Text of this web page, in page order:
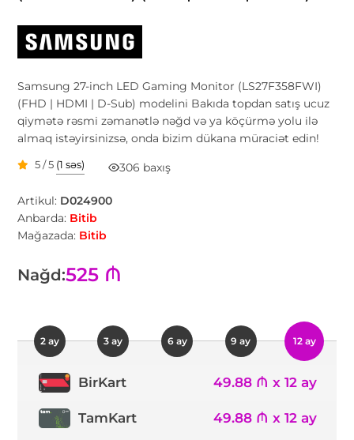
Samsung 27-inch LED Gaming Monitor (LS27F358FWI)
(FHD | HDMI | D-Sub) modelini Bakıda topdan satış ucuz
qiymətə rəsmi zəmanətlə nəğd və ya köçürmə yolu ilə
almaq istəyirsinizsə, onda bizim dükana müraciət edin!
5 / 5 (1 səs) 306 baxış
Artikul: D024900
Anbarda: Bitib
Mağazada: Bitib
Nağd:525 ₼
2 ay 3 ay 6 ay 9 ay 12 ay
BirKart 49.88 ₼ x 12 ay
TamKart 49.88 ₼ x 12 ay